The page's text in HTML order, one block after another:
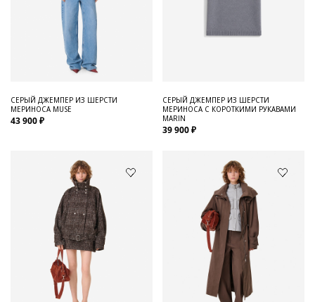
СЕРЫЙ ДЖЕМПЕР ИЗ ШЕРСТИ
МЕРИНОСА MUSE
43 900 ₽
СЕРЫЙ ДЖЕМПЕР ИЗ ШЕРСТИ
МЕРИНОСА С КОРОТКИМИ РУКАВАМИ
MARIN
39 900 ₽